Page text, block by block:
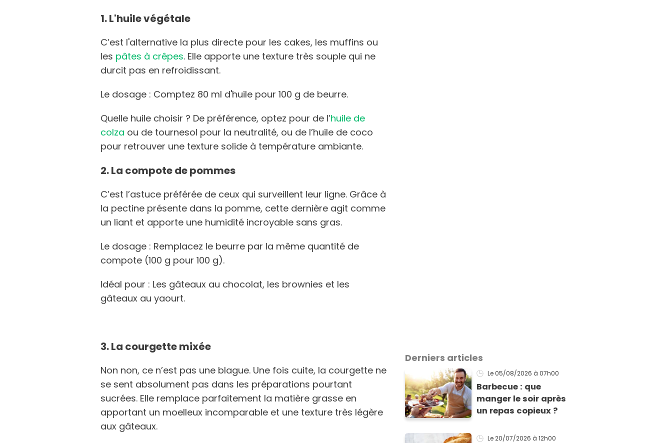
1. L'huile végétale
C’est l'alternative la plus directe pour les cakes, les muffins ou
les pâtes à crêpes. Elle apporte une texture très souple qui ne
durcit pas en refroidissant.
Le dosage : Comptez 80 ml d'huile pour 100 g de beurre.
Quelle huile choisir ? De préférence, optez pour de l’huile de
colza ou de tournesol pour la neutralité, ou de l’huile de coco
pour retrouver une texture solide à température ambiante.
2. La compote de pommes
C’est l’astuce préférée de ceux qui surveillent leur ligne. Grâce à
la pectine présente dans la pomme, cette dernière agit comme
un liant et apporte une humidité incroyable sans gras.
Le dosage : Remplacez le beurre par la même quantité de
compote (100 g pour 100 g).
Idéal pour : Les gâteaux au chocolat, les brownies et les
gâteaux au yaourt.
3. La courgette mixée
Non non, ce n’est pas une blague. Une fois cuite, la courgette ne
se sent absolument pas dans les préparations pourtant
sucrées. Elle remplace parfaitement la matière grasse en
apportant un moelleux incomparable et une texture très légère
aux gâteaux.
Derniers articles
Le 05/08/2026 à 07h00
Barbecue : que
manger le soir après
un repas copieux ?
Le 20/07/2026 à 12h00